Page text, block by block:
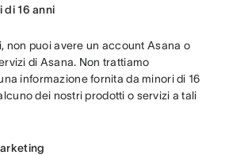
di 16 anni
non puoi avere un account Asana o
di Asana. Non trattiamo
informazione fornita da minori di 16
dei nostri prodotti o servizi a tali